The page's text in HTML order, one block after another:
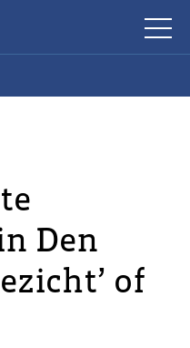
Den
of